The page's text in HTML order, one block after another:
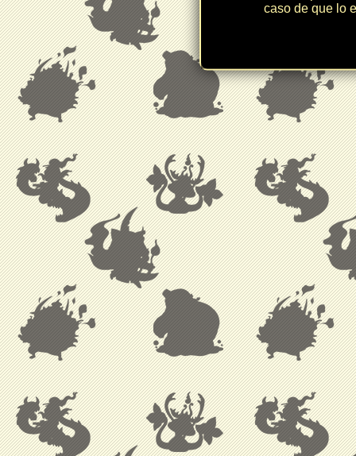
caso de que lo